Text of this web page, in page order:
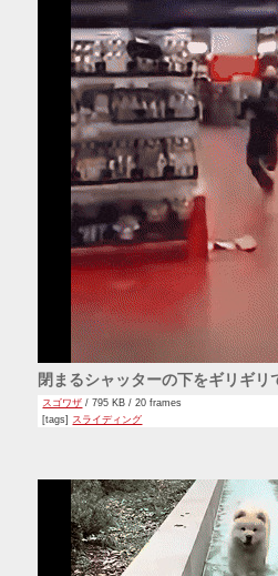
閉まるシャッターの下をギリギリ
スゴワザ / 795 KB / 20 frames
[tags] スライディング